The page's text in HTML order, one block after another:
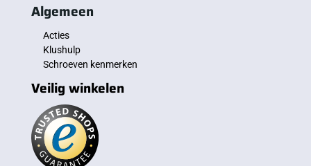
Algemeen
Acties
Klushulp
Schroeven kenmerken
Veilig winkelen